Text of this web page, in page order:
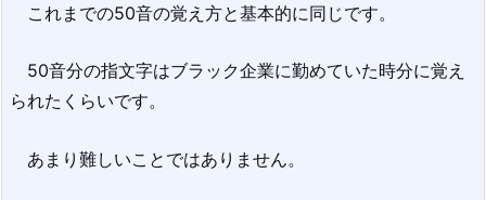
これまでの50音の覚え方と基本的に同じです。
50音分の指文字はブラック企業に勤めていた時分に覚え
られたくらいです。
あまり難しいことではありません。